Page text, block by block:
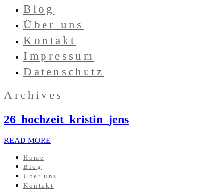
Blog
Über uns
Kontakt
Impressum
Datenschutz
Archives
26_hochzeit_kristin_jens
READ MORE
Home
Blog
Über uns
Kontakt